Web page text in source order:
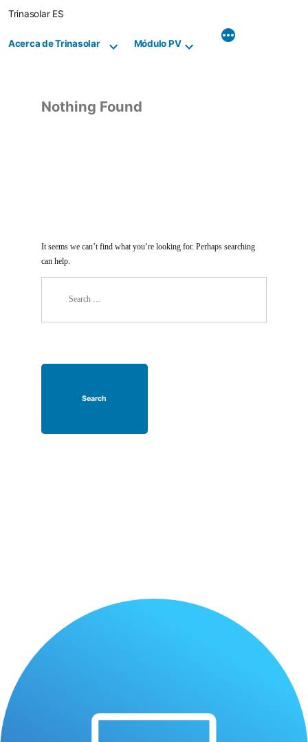
Trinasolar ES
Acerca de Trinasolar Módulo PV
Nothing Found
It seems we can’t find what you’re looking for. Perhaps searching
can help.